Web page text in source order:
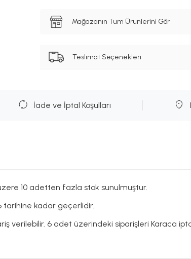
Mağazanın Tüm Ürünlerini Gör
Teslimat Seçenekleri
İade ve İptal Koşulları
10 adetten fazla stok sunulmuştur.
tarihine kadar geçerlidir.
verilebilir. 6 adet üzerindeki siparişleri Karaca